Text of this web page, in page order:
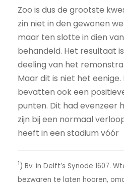
Zoo is dus de grootste
zin niet in den gewonen
maar ten slotte in dien
behandeld. Het resultaat
deeling van het
Maar dit is niet het eenige.
bevatten ook een
punten. Dit had evenzeer
zijn bij een normaal
heeft in een stadium vóór
1) Bv. in Delft’s Synode 1607.
bezwaren te laten hooren,